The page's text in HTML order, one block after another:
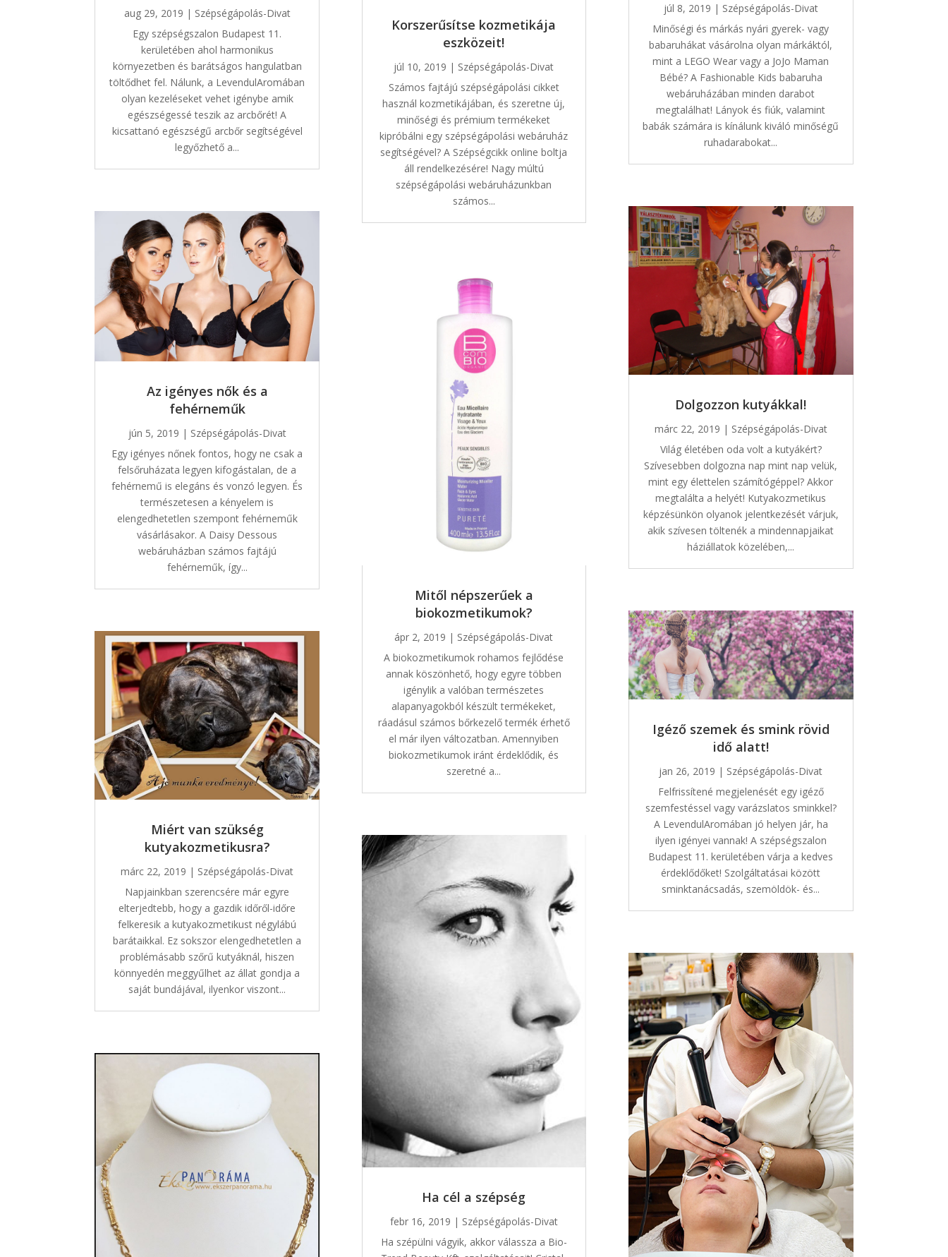
aug 29, 2019 | Szépségápolás-Divat
Egy szépségszalon Budapest 11.
kerületében ahol harmonikus
környezetben és barátságos hangulatban
töltődhet fel. Nálunk, a LevendulAromában
olyan kezeléseket vehet igénybe amik
egészségessé teszik az arcbőrét! A
kicsattanó egészségű arcbőr segítségével
legyőzhető a...
Az igényes nők és a
fehérneműk
jún 5, 2019 | Szépségápolás-Divat
Egy igényes nőnek fontos, hogy ne csak a
felsőruházata legyen kifogástalan, de a
fehérnemű is elegáns és vonzó legyen. És
természetesen a kényelem is
elengedhetetlen szempont fehérneműk
vásárlásakor. A Daisy Dessous
webáruházban számos fajtájú
fehérneműk, így...
Miért van szükség
kutyakozmetikusra?
márc 22, 2019 | Szépségápolás-Divat
Napjainkban szerencsére már egyre
elterjedtebb, hogy a gazdik időről-időre
felkeresik a kutyakozmetikust négylábú
barátaikkal. Ez sokszor elengedhetetlen a
problémásabb szőrű kutyáknál, hiszen
könnyedén meggyűlhet az állat gondja a
saját bundájával, ilyenkor viszont...
Korszerűsítse kozmetikája
eszközeit!
júl 10, 2019 | Szépségápolás-Divat
Számos fajtájú szépségápolási cikket
használ kozmetikájában, és szeretne új,
minőségi és prémium termékeket
kipróbálni egy szépségápolási webáruház
segítségével? A Szépségcikk online boltja
áll rendelkezésére! Nagy múltú
szépségápolási webáruházunkban
számos...
Mitől népszerűek a
biokozmetikumok?
ápr 2, 2019 | Szépségápolás-Divat
A biokozmetikumok rohamos fejlődése
annak köszönhető, hogy egyre többen
igénylik a valóban természetes
alapanyagokból készült termékeket,
ráadásul számos bőrkezelő termék érhető
el már ilyen változatban. Amennyiben
biokozmetikumok iránt érdeklődik, és
szeretné a...
Ha cél a szépség
febr 16, 2019 | Szépségápolás-Divat
Ha szépülni vágyik, akkor válassza a Bio-
júl 8, 2019 | Szépségápolás-Divat
Minőségi és márkás nyári gyerek- vagy
babaruhákat vásárolna olyan márkáktól,
mint a LEGO Wear vagy a JoJo Maman
Bébé? A Fashionable Kids babaruha
webáruházában minden darabot
megtalálhat! Lányok és fiúk, valamint
babák számára is kínálunk kiváló minőségű
ruhadarabokat...
Dolgozzon kutyákkal!
márc 22, 2019 | Szépségápolás-Divat
Világ életében oda volt a kutyákért?
Szívesebben dolgozna nap mint nap velük,
mint egy élettelen számítógéppel? Akkor
megtalálta a helyét! Kutyakozmetikus
képzésünkön olyanok jelentkezését várjuk,
akik szívesen töltenék a mindennapjaikat
háziállatok közelében,...
Igéző szemek és smink rövid
idő alatt!
jan 26, 2019 | Szépségápolás-Divat
Felfrissítené megjelenését egy igéző
szemfestéssel vagy varázslatos sminkkel?
A LevendulAromában jó helyen jár, ha
ilyen igényei vannak! A szépségszalon
Budapest 11. kerületében várja a kedves
érdeklődőket! Szolgáltatásai között
sminktanácsadás, szemöldök- és...